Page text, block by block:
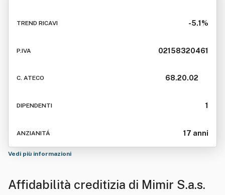
TREND RICAVI -5.1%
P.IVA 02158320461
C. ATECO 68.20.02
DIPENDENTI 1
ANZIANITÁ 17 anni
Vedi più informazioni
Affidabilità creditizia di Mimir S.a.s.